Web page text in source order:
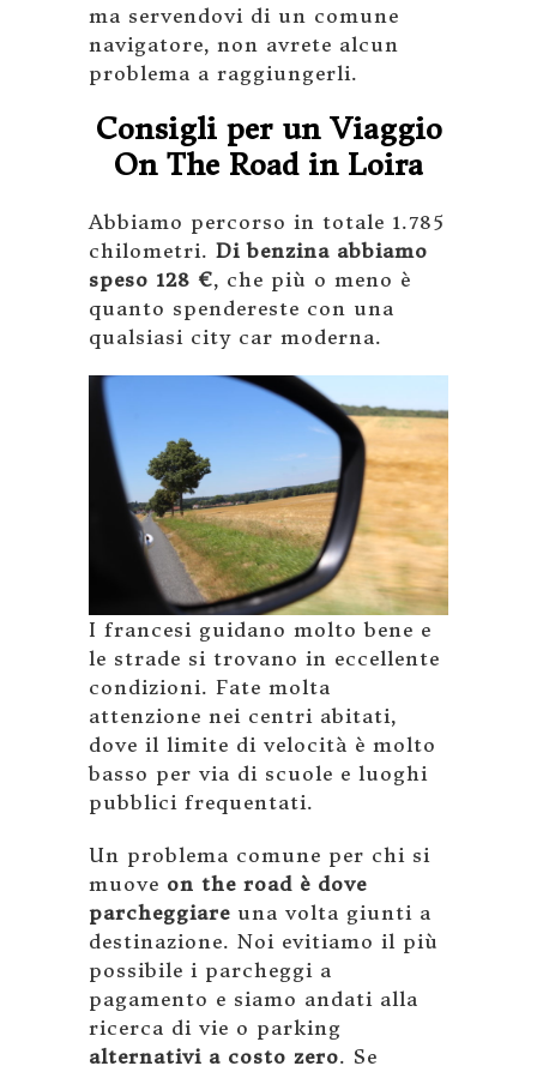
ma servendovi di un comune
navigatore, non avrete alcun
problema a raggiungerli.
Consigli per un Viaggio
On The Road in Loira
Abbiamo percorso in totale 1.785
chilometri. Di benzina abbiamo
speso 128 €, che più o meno è
quanto spendereste con una
qualsiasi city car moderna.
I francesi guidano molto bene e
le strade si trovano in eccellente
condizioni. Fate molta
attenzione nei centri abitati,
dove il limite di velocità è molto
basso per via di scuole e luoghi
pubblici frequentati.
Un problema comune per chi si
muove on the road è dove
parcheggiare una volta giunti a
destinazione. Noi evitiamo il più
possibile i parcheggi a
pagamento e siamo andati alla
ricerca di vie o parking
alternativi a costo zero. Se